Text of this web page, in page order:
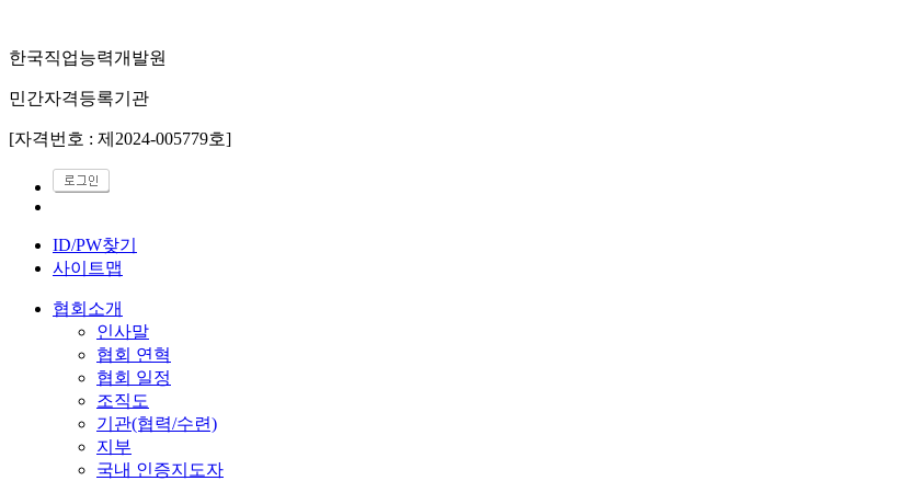
한국직업능력개발원
민간자격등록기관
[자격번호 : 제2024-005779호]
ID/PW찾기
사이트맵
협회소개
인사말
협회 연혁
협회 일정
조직도
기관(협력/수련)
지부
국내 인증지도자